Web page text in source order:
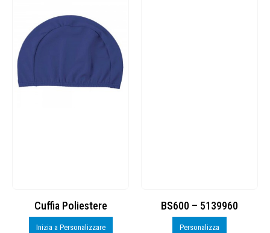
Cuffia Poliestere
Inizia a Personalizzare
BS600 – 5139960
Personalizza